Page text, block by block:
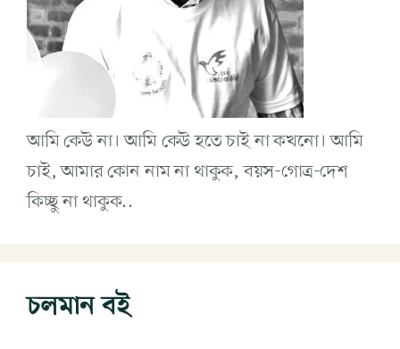
আমি কেউ না। আমি কেউ হতে চাই না কখনো। আমি
চাই, আমার কোন নাম না থাকুক, বয়স-গোত্র-দেশ
কিচ্ছু না থাকুক..
চলমান বই